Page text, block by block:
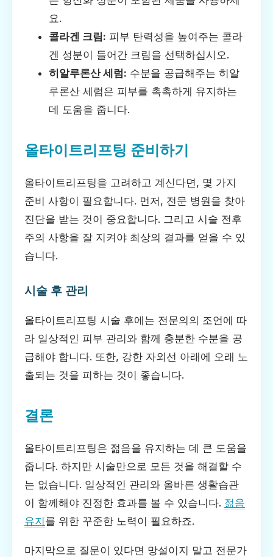
요.
콜라겐 크림: 피부 탄력성을 높여주는 콜라
겐 성분이 들어간 크림을 선택하십시오.
히알루론산 세럼: 수분을 공급해주는 히알
루론산 세럼은 피부를 촉촉하게 유지하는
데 도움을 줍니다.
올타이트리프팅 준비하기
올타이트리프팅을 고려하고 계신다면, 몇 가지
준비 사항이 필요합니다. 먼저, 전문 병원을 찾아
진단을 받는 것이 중요합니다. 그리고 시술 전후
주의 사항을 잘 지켜야 최상의 결과를 얻을 수 있
습니다.
시술 후 관리
올타이트리프팅 시술 후에는 전문의의 조언에 따
라 일상적인 피부 관리와 함께 충분한 수분을 공
급해야 합니다. 또한, 강한 자외선 아래에 오래 노
출되는 것을 피하는 것이 좋습니다.
결론
올타이트리프팅은 젊음을 유지하는 데 큰 도움을
줍니다. 하지만 시술만으로 모든 것을 해결할 수
는 없습니다. 일상적인 관리와 올바른 생활습관
이 함께해야 진정한 효과를 볼 수 있습니다. 젊음
유지를 위한 꾸준한 노력이 필요하죠.
마지막으로 질문이 있다면 망설이지 말고 전문가